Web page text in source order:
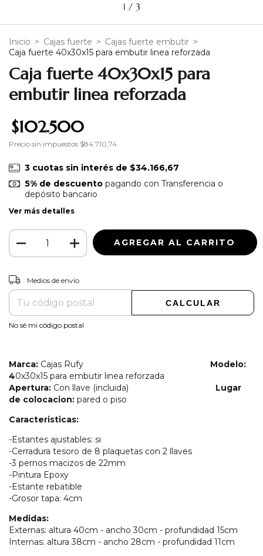
1 / 3
Inicio > Cajas fuerte > Cajas fuerte embutir >
Caja fuerte 40x30x15 para embutir linea reforzada
Caja fuerte 40x30x15 para
embutir linea reforzada
$102.500
Precio sin impuestos $84.710,74
3 cuotas sin interés de $34.166,67
5% de descuentopagando con Transferencia o
depósito bancario
Ver más detalles
Entregas para el CP:
Medios de envío
CALCULAR
No sé mi código postal
Marca: Cajas Rufy
Modelo:
40x30x15 para embutir linea reforzada
Apertura: Con llave (incluida)
Lugar
de colocacion: pared o piso
Caracteristicas:
-Estantes ajustables: si
-Cerradura tesoro de 8 plaquetas con 2 llaves
-3 pernos macizos de 22mm
-Pintura Epoxy
-Estante rebatible
-Grosor tapa: 4cm
Medidas:
Externas: altura 40cm - ancho 30cm - profundidad 15cm
Internas: altura 38cm - ancho 28cm - profundidad 11cm